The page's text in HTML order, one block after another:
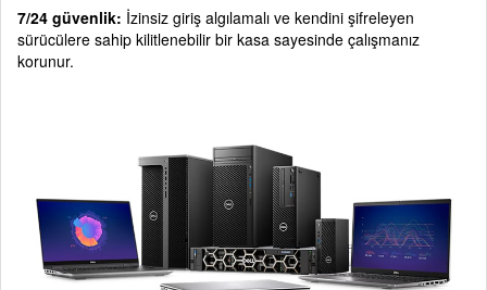
7/24 güvenlik: İzinsiz giriş algılamalı ve kendini şifreleyen
sürücülere sahip kilitlenebilir bir kasa sayesinde çalışmanız
korunur.